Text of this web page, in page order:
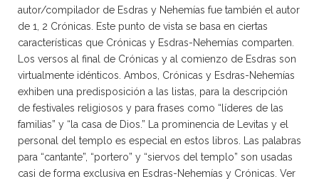
autor/compilador de Esdras y Nehemías fue también el autor
de 1, 2 Crónicas. Este punto de vista se basa en ciertas
características que Crónicas y Esdras-Nehemías comparten.
Los versos al final de Crónicas y al comienzo de Esdras son
virtualmente idénticos. Ambos, Crónicas y Esdras-Nehemías
exhiben una predisposición a las listas, para la descripción
de festivales religiosos y para frases como “líderes de las
familias” y “la casa de Dios.” La prominencia de Levitas y el
personal del templo es especial en estos libros. Las palabras
para “cantante”, “portero” y “siervos del templo” son usadas
casi de forma exclusiva en Esdras-Nehemías y Crónicas. Ver